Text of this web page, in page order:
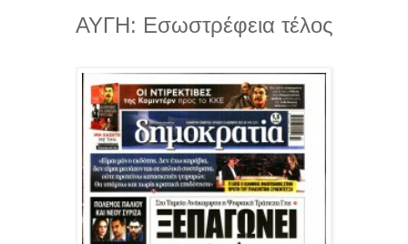
ΑΥΓΗ: Εσωστρέφεια τέλος